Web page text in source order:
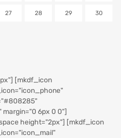
27 28 29 30
[mkdf_icon
6px 0 0"]
height="2px"] [mkdf_icon